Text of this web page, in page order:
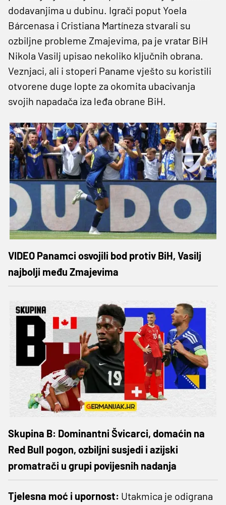
dodavanjima u dubinu. Igrači poput Yoela
Bárcenasa i Cristiana Martíneza stvarali su
ozbiljne probleme Zmajevima, pa je vratar BiH
Nikola Vasilj upisao nekoliko ključnih obrana.
Veznjaci, ali i stoperi Paname vješto su koristili
otvorene duge lopte za okomita ubacivanja
svojih napadača iza leđa obrane BiH.
VIDEO Panamci osvojili bod protiv BiH, Vasilj
najbolji među Zmajevima
Skupina B: Dominantni Švicarci, domaćin na
Red Bull pogon, ozbiljni susjedi i azijski
promatrači u grupi povijesnih nadanja
Tjelesna moć i upornost: Utakmica je odigrana